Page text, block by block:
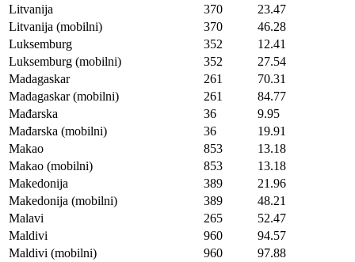
Litvanija
370
23.47
Litvanija (mobilni)
370
46.28
Luksemburg
352
12.41
Luksemburg (mobilni)
352
27.54
Madagaskar
261
70.31
Madagaskar (mobilni)
261
84.77
Mađarska
36
9.95
Mađarska (mobilni)
36
19.91
Makao
853
13.18
Makao (mobilni)
853
13.18
Makedonija
389
21.96
Makedonija (mobilni)
389
48.21
Malavi
265
52.47
Maldivi
960
94.57
Maldivi (mobilni)
960
97.88